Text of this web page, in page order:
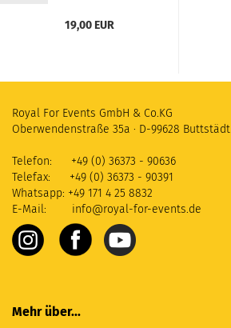
19,00 EUR
Royal For Events GmbH & Co.KG
Oberwendenstraße 35a · D-99628 Buttstädt
Telefon: +49 (0) 36373 - 90636
Telefax: +49 (0) 36373 - 90391
Whatsapp: +49 171 4 25 8832
E-Mail: info@royal-for-events.de
Mehr über...